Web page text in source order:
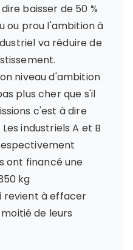
baisser de 50 %
ou prou l'ambition à
va réduire de
niveau d'ambition
plus cher que s'il
c'est à dire
industriels A et B
ont financé une
kg
revient à effacer
de leurs